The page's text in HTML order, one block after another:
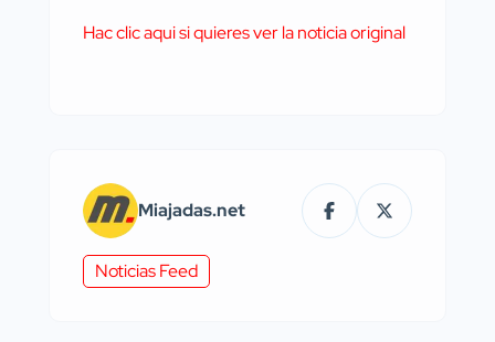
Hac clic aqui si quieres ver la noticia original
Miajadas.net
Noticias Feed